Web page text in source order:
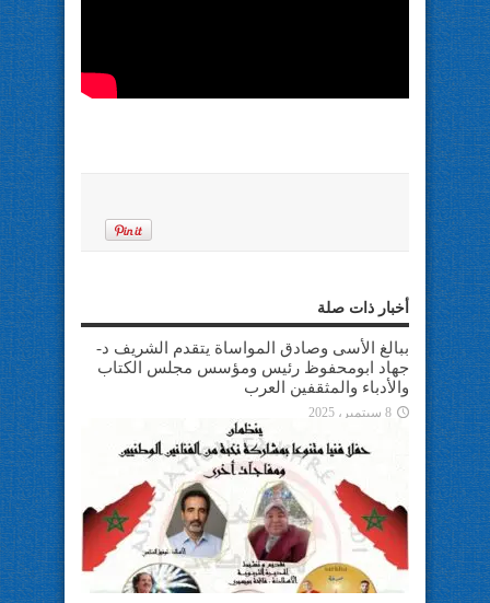
أخبار ذات صلة
ببالغ الأسى وصادق المواساة يتقدم الشريف د-
جهاد ابومحفوظ رئيس ومؤسس مجلس الكتاب
والأدباء والمثقفين العرب
8 سبتمبر، 2025